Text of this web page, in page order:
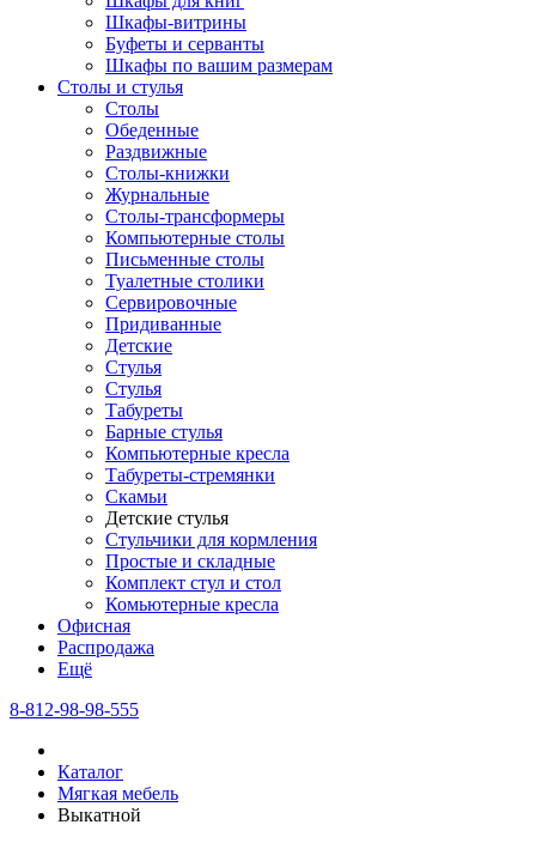
Шкафы-витрины
Буфеты и серванты
Шкафы по вашим размерам
Столы и стулья
Столы
Обеденные
Раздвижные
Столы-книжки
Журнальные
Столы-трансформеры
Компьютерные столы
Письменные столы
Туалетные столики
Сервировочные
Придиванные
Детские
Стулья
Стулья
Табуреты
Барные стулья
Компьютерные кресла
Табуреты-стремянки
Скамьи
Детские стулья
Стульчики для кормления
Простые и складные
Комплект стул и стол
Комьютерные кресла
Офисная
Распродажа
Eщё
8-812-98-98-555
Каталог
Мягкая мебель
Выкатной